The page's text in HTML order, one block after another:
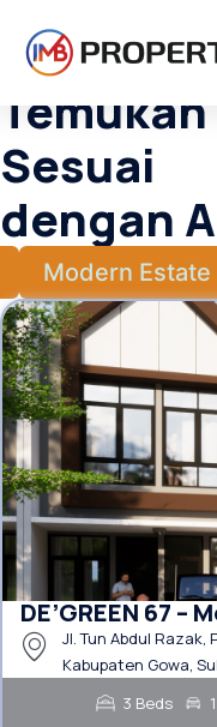
Sesuai
dengan
Modern Estate
DE’GREEN 67 –
Jl. Tun Abdul Razak,
Kabupaten Gowa,
3 Beds